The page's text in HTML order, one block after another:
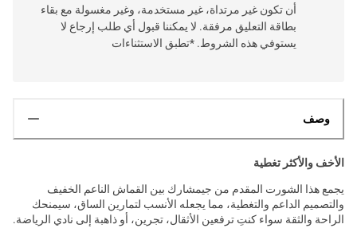
أن تكون غير مرتداة، غير مستخدمة، وغير مغسولة مع بقاء
بطاقة التعليق مرفقة. لا يمكننا قبول أي طلب إرجاع لا
يستوفي هذه الشروط. *تطبق الاستثناءات
وصف
الأخف والأكثر تغطية
يجمع هذا الشورت المقدم من جيمشارك بين القماش الناعم الخفيف
والتصميم الداعم والتغطية، مما يجعله الأنسب لتمارين الساق، سيمنحك
الراحة والثقة سواء كنتِ ترفعين الأثقال، تجرين، أو ذاهبة إلى نادي الرياضة.